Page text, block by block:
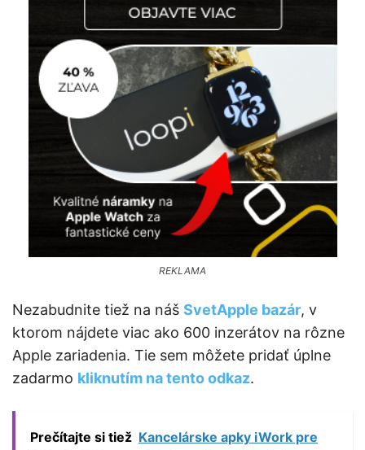
REKLAMA
Nezabudnite tiež na náš SvetApple bazár, v
ktorom nájdete viac ako 600 inzerátov na rôzne
Apple zariadenia. Tie sem môžete pridať úplne
zadarmo kliknutím na tento odkaz.
Prečítajte si tiež Kancelárske apky iWork pre